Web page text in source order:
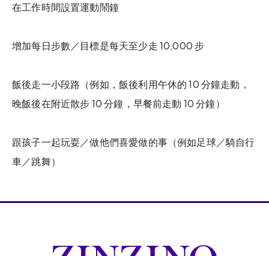
在工作時間設置運動鬧鐘
增加每日步數／目標是每天至少走 10,000 步
飯後走一小段路（例如，飯後利用午休的 10 分鐘走動，
晚飯後在附近散步 10 分鐘，早餐前走動 10 分鐘）
跟孩子一起玩耍／做他們喜愛做的事（例如足球／騎自行
車／跳舞）